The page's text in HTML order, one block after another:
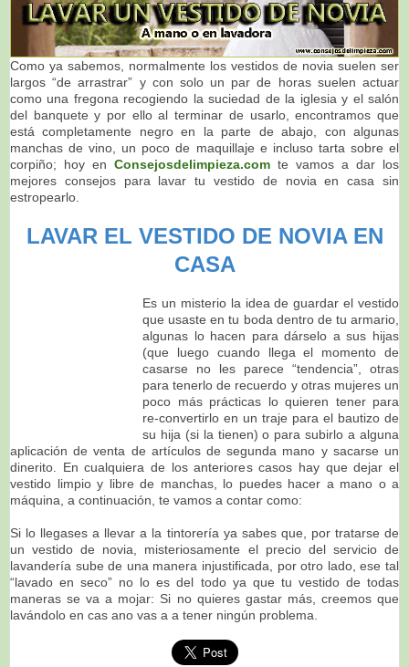
Como ya sabemos, normalmente los vestidos de novia suelen ser
largos “de arrastrar” y con solo un par de horas suelen actuar
como una fregona recogiendo la suciedad de la iglesia y el salón
del banquete y por ello al terminar de usarlo, encontramos que
está completamente negro en la parte de abajo, con algunas
manchas de vino, un poco de maquillaje e incluso tarta sobre el
corpiño; hoy en Consejosdelimpieza.com te vamos a dar los
mejores consejos para lavar tu vestido de novia en casa sin
estropearlo.
LAVAR EL VESTIDO DE NOVIA EN
CASA
Es un misterio la idea de guardar el vestido
que usaste en tu boda dentro de tu armario,
algunas lo hacen para dárselo a sus hijas
(que luego cuando llega el momento de
casarse no les parece “tendencia”, otras
para tenerlo de recuerdo y otras mujeres un
poco más prácticas lo quieren tener para
re-convertirlo en un traje para el bautizo de
su hija (si la tienen) o para subirlo a alguna
aplicación de venta de artículos de segunda mano y sacarse un
dinerito. En cualquiera de los anteriores casos hay que dejar el
vestido limpio y libre de manchas, lo puedes hacer a mano o a
máquina, a continuación, te vamos a contar como:
Si lo llegases a llevar a la tintorería ya sabes que, por tratarse de
un vestido de novia, misteriosamente el precio del servicio de
lavandería sube de una manera injustificada, por otro lado, ese tal
“lavado en seco” no lo es del todo ya que tu vestido de todas
maneras se va a mojar: Si no quieres gastar más, creemos que
lavándolo en cas ano vas a a tener ningún problema.